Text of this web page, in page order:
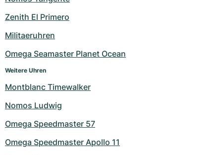
Milgauss
Oyster Perpetual
Yacht-Master
Yacht-Master II
Sea-Dweller
Sky-Dweller
Damenuhren
Ronde
Rotonde
Crash
Pasha
Tortue
Baignoire
Professional
Bentley
Transocean
Cockpit
Chronospace
Super Avenger
Formula 1
Grand Carrera
Gebraucht
Damenuhren
Portofino
Portugieser
Da Vinci
Aquatimer
Spitfire
Spirit of Big Bang
King Power
Gebraucht
Zenith El Primero
Militaeruhren
Omega Seamaster Planet Ocean
Weitere Uhren
Montblanc Timewalker
Nomos Ludwig
Omega Speedmaster 57
Omega Speedmaster Apollo 11